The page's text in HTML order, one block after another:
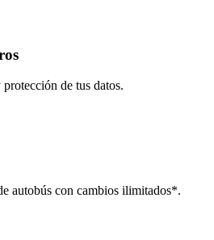
de tus datos.
autobús con cambios ilimitados*.